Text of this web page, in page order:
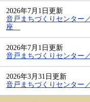
2026年7月1日更新
音戸まちづくりセンター
座
2026年7月1日更新
音戸まちづくりセンター
2026年3月31日更新
音戸まちづくりセンター